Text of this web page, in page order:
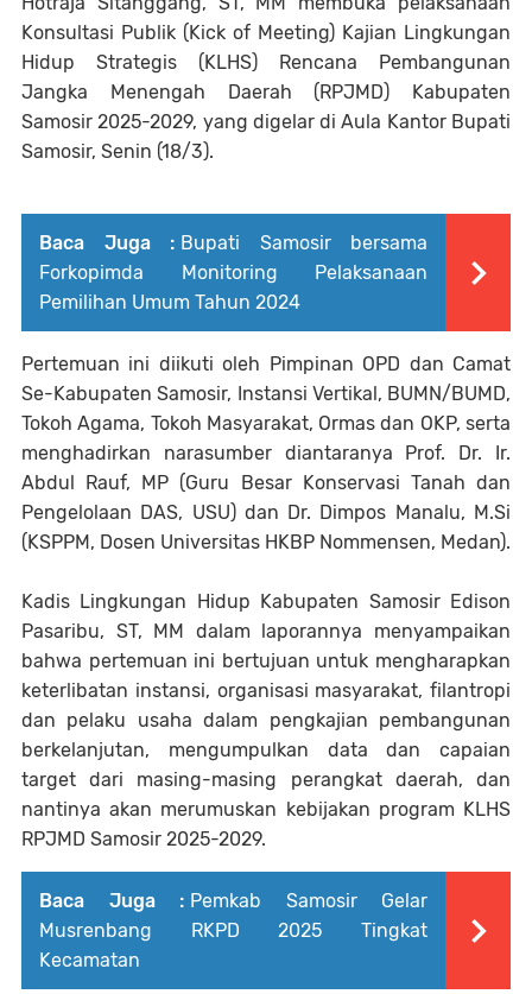
Konsultasi Publik (Kick of Meeting) Kajian Lingkungan
Hidup Strategis (KLHS) Rencana Pembangunan
Jangka Menengah Daerah (RPJMD) Kabupaten
Samosir 2025-2029, yang digelar di Aula Kantor Bupati
Samosir, Senin (18/3).
Baca Juga : Bupati Samosir bersama
Forkopimda Monitoring Pelaksanaan
Pemilihan Umum Tahun 2024
Pertemuan ini diikuti oleh Pimpinan OPD dan Camat
Se-Kabupaten Samosir, Instansi Vertikal, BUMN/BUMD,
Tokoh Agama, Tokoh Masyarakat, Ormas dan OKP, serta
menghadirkan narasumber diantaranya Prof. Dr. Ir.
Abdul Rauf, MP (Guru Besar Konservasi Tanah dan
Pengelolaan DAS, USU) dan Dr. Dimpos Manalu, M.Si
(KSPPM, Dosen Universitas HKBP Nommensen, Medan).
Kadis Lingkungan Hidup Kabupaten Samosir Edison
Pasaribu, ST, MM dalam laporannya menyampaikan
bahwa pertemuan ini bertujuan untuk mengharapkan
keterlibatan instansi, organisasi masyarakat, filantropi
dan pelaku usaha dalam pengkajian pembangunan
berkelanjutan, mengumpulkan data dan capaian
target dari masing-masing perangkat daerah, dan
nantinya akan merumuskan kebijakan program KLHS
RPJMD Samosir 2025-2029.
Baca Juga : Pemkab Samosir Gelar
Musrenbang RKPD 2025 Tingkat
Kecamatan